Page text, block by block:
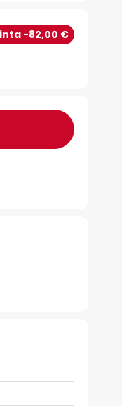
-82,00 €